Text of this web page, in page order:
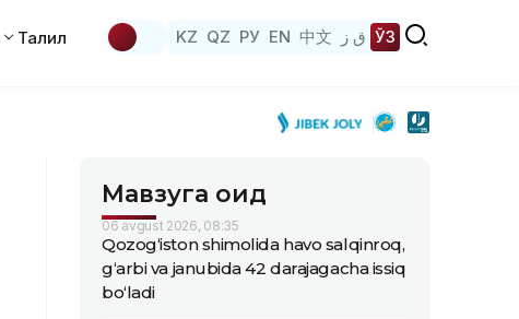
Таҳлил KZ QZ РУ EN 中文 ق ز ЎЗ
Мавзуга оид
06 avgust 2026, 08:35
Qozog‘iston shimolida havo salqinroq,
g‘arbi va janubida 42 darajagacha issiq
bo‘ladi